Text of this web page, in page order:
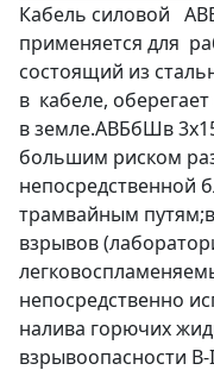
Кабель силовой
применяется для
состоящий из
в кабеле,
в земле.АВБбШв
большим риском
непосредственной
трамвайным
взрывов
непосредственно
налива горючих
взрывоопасности